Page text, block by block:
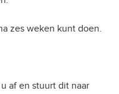
zes weken kunt doen.
af en stuurt dit naar